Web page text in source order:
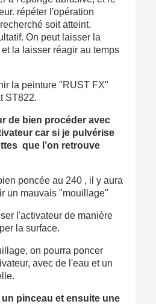
répéter l'opération
soit atteint.
On peut laisser la
la laisser réagir au temps
la peinture "RUST FX"
ST822.
de bien procéder avec
car si je pulvérise
que l’on retrouve
poncée au 240 , il y aura
un mauvais "mouillage"
l'activateur de manière
la surface.
on pourra poncer
avec de l'eau et un
pinceau et ensuite une